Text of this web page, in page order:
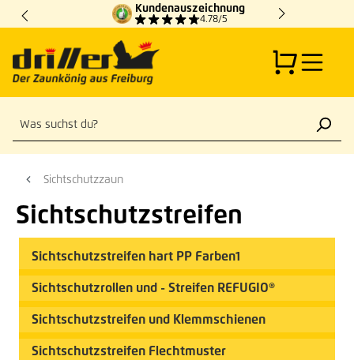
Zum Hauptinhalt springen
Kundenauszeichnung
4.78/5
Sichtschutzzaun
Sichtschutzstreifen
Sichtschutzstreifen hart PP Farben1
Sichtschutzrollen und - Streifen REFUGIO®
Sichtschutzstreifen und Klemmschienen
Sichtschutzstreifen Flechtmuster